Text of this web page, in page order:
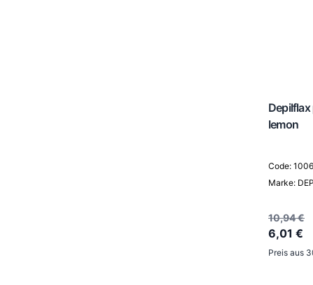
lemon
Code:
Marke:
10,94 €
6,01 €
Preis aus